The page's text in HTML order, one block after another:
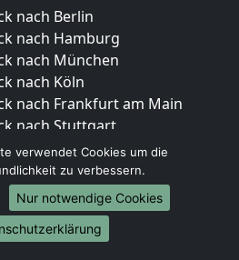
nach Berlin
nach Hamburg
nach München
nach Köln
nach Frankfurt am Main
nach Stuttgart
nach Düsseldorf
nach Leipzig
nach Dortmund
nach Essen
nach Bremen
verwendet Cookies um die
zu verbessern.
Nur notwendige Cookies